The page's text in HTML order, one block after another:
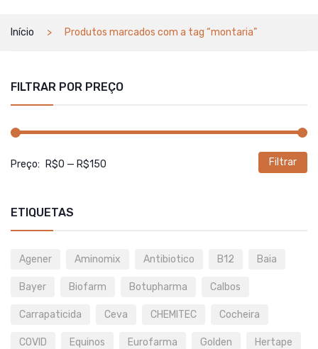
Início Produtos marcados com a tag “montaria”
FILTRAR POR PREÇO
Filtrar
Preço: R$0 — R$150
ETIQUETAS
Agener Aminomix Antibiotico B12 Baia
Bayer Biofarm Botupharma Calbos
Carrapaticida Ceva CHEMITEC Cocheira
COVID Equinos Eurofarma Golden Hertape